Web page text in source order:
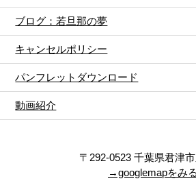
ブログ：若旦那の夢
キャンセルポリシー
パンフレットダウンロード
動画紹介
〒292-0523 千葉県君津
→googlemapをみる